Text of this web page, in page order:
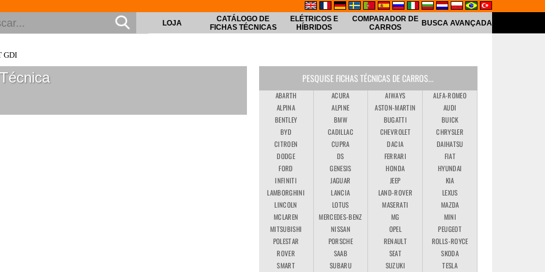
LOJA
CATÁLOGO DE
FICHAS TÉCNICAS
ELÉTRICOS E
HÍBRIDOS
COMPARADOR DE
CARROS
BUSCA AVANÇADA
GDI
PESQUISE FICHAS TÉCNICAS DE CARROS...
ABARTH ACURA AIWAYS
ALFA-ROMEO
ALPINA
ALPINE ASTON-MARTIN
AUDI
BENTLEY
BMW BUGATTI
BUICK
BYD
CADILLAC CHEVROLET
CHRYSLER
CITROEN
CUPRA DACIA
DAIHATSU
DODGE
DS FERRARI
FIAT
FORD
GENESIS HONDA
HYUNDAI
INFINITI
JAGUAR JEEP
KIA
LAMBORGHINI
LANCIA LAND-ROVER
LEXUS
LINCOLN
LOTUS MASERATI
MAZDA
MCLAREN
MERCEDES-BENZ MG
MINI
MITSUBISHI
NISSAN OPEL
PEUGEOT
POLESTAR
PORSCHE RENAULT
ROLLS-ROYCE
ROVER
SAAB SEAT
SKODA
SMART
SUBARU SUZUKI
TESLA